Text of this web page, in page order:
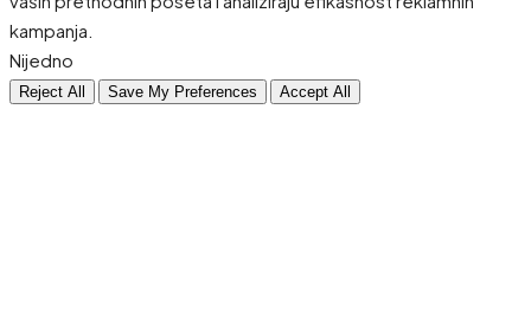
kampanja.
Nijedno
Reject All Save My Preferences Accept All